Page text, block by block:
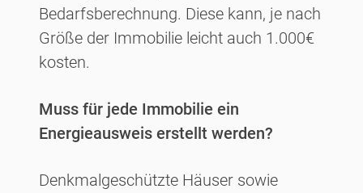
Bedarfsberechnung. Diese kann, je nach
Größe der Immobilie leicht auch 1.000€
kosten.
Muss für jede Immobilie ein
Energieausweis erstellt werden?
Denkmalgeschützte Häuser sowie